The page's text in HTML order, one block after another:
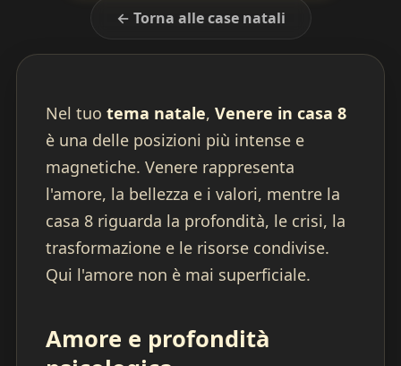
← Torna alle case natali
Nel tuo tema natale, Venere in casa 8
è una delle posizioni più intense e
magnetiche. Venere rappresenta
l'amore, la bellezza e i valori, mentre la
casa 8 riguarda la profondità, le crisi, la
trasformazione e le risorse condivise.
Qui l'amore non è mai superficiale.
Amore e profondità